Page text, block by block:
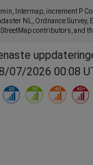
Intermap, increment P
NL, Ordnance Survey,
contributors, and
07/2026 00:08